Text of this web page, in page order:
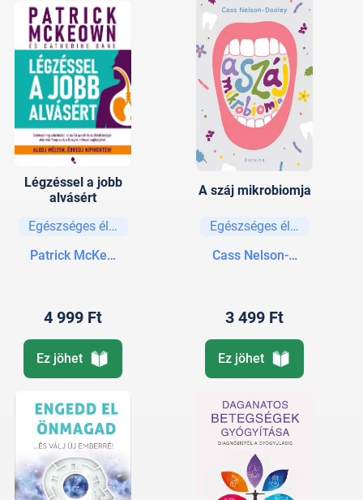
Légzéssel a jobb
alvásért
Egészséges életmód
Patrick McKeown
4 999 Ft
Ez jöhet
A száj mikrobiomja
Egészséges életmód
Cass Nelson-Dooley
3 499 Ft
Ez jöhet